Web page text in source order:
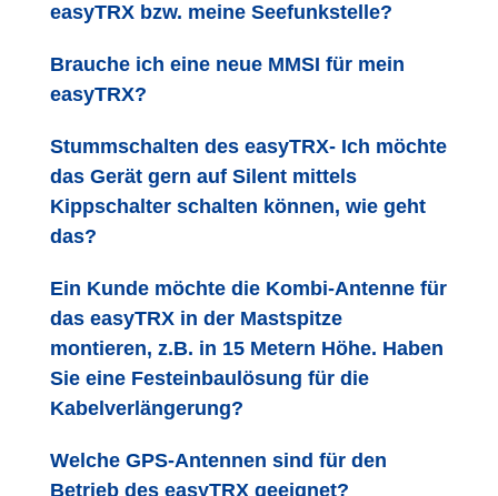
easyTRX bzw. meine Seefunkstelle?
Brauche ich eine neue MMSI für mein
easyTRX?
Stummschalten des easyTRX- Ich möchte
das Gerät gern auf Silent mittels
Kippschalter schalten können, wie geht
das?
Ein Kunde möchte die Kombi-Antenne für
das easyTRX in der Mastspitze
montieren, z.B. in 15 Metern Höhe. Haben
Sie eine Festeinbaulösung für die
Kabelverlängerung?
Welche GPS-Antennen sind für den
Betrieb des easyTRX geeignet?